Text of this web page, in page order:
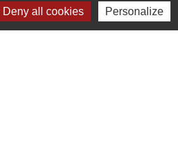
Contacts
Doméliers
Deny all cookies Personalize